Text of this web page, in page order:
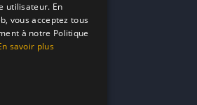
utilisateur. En
vous acceptez tous
à notre Politique
savoir plus